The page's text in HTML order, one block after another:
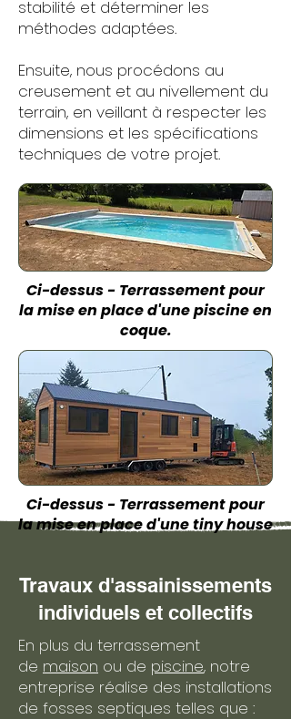
stabilité et déterminer les
méthodes adaptées.
Ensuite, nous procédons au
creusement et au nivellement du
terrain, en veillant à respecter les
dimensions et les spécifications
techniques de votre projet.
Ci-dessus - Terrassement pour
la mise en place d'une piscine en
coque.
Ci-dessus - Terrassement pour
la mise en place d'une tiny house
Travaux d'assainissements
individuels et collectifs
En plus du terrassement
de maison ou de piscine, notre
entreprise réalise des installations
de fosses septiques telles que :